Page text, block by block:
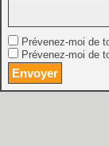
Prévenez-moi de
Prévenez-moi de